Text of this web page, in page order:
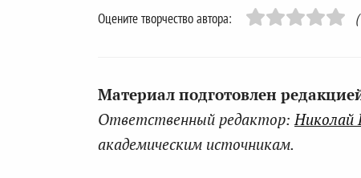
Оцените творчество автора:
Материал подготовлен
Ответственный редактор:
академическим источникам.